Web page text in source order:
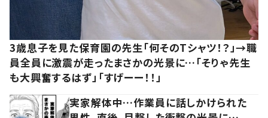
3歳息子を見た保育園の先生「何そのTシャツ！？」→職
員全員に激震が走ったまさかの光景に…「そりゃ先生
も大興奮するはず」「すげーー！！」
実家解体中…作業員に話しかけられた